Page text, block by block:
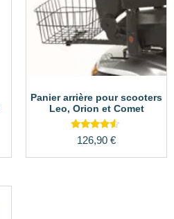
Panier arrière pour scooters
Leo, Orion et Comet
Note
4.33
sur 5
126,90 €